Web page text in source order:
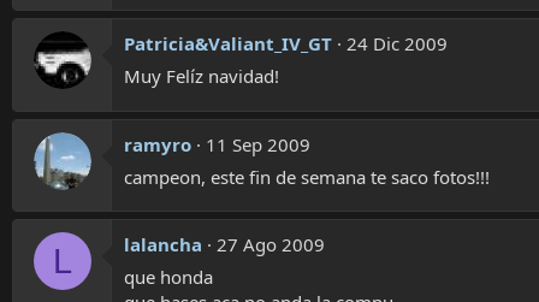
Patricia&Valiant_IV_GT 24 Dic 2009
Muy Felíz navidad!
ramyro
11 Sep 2009
campeon, este fin de semana te saco fotos!!!
L lalancha
27 Ago 2009
que honda